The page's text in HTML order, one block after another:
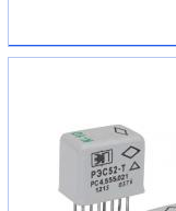
В корзину